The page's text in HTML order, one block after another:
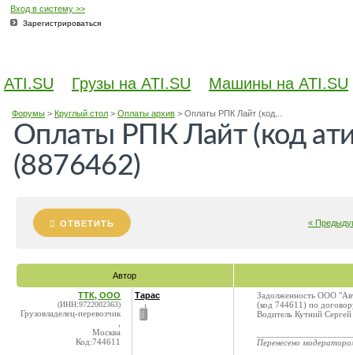
Вход в систему >>
Зарегистрироваться
ATI.SU Грузы на ATI.SU Машины на ATI.SU
Форумы> Круглый стол> Оплаты архив> Оплаты РПК Лайт (код...
Оплаты РПК Лайт (код
(8876462)
ОТВЕТИТЬ «
Автор
ТТК, ООО
(ИНН:9722002363)
Грузовладелец-перевозчик
Москва
Код:744611
Тарас
Задолженность ООО
(код 744611) по
Водитель Кутний
Перенесено